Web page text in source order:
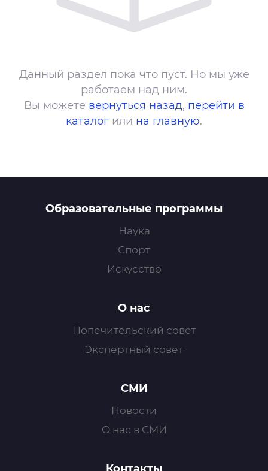
Данный раздел пока что пуст. Но мы уже
работаем над ним.
Вы можете вернуться назад, перейти в
каталог или на главную.
Образовательные программы
Наука
Спорт
Искусство
О нас
Попечительский совет
Экспертный совет
СМИ
Новости
О нас в СМИ